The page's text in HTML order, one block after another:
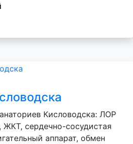
Кисловодска: ЛОР
ЖКТ, сердечно-сосудистая
аппарат, обмен